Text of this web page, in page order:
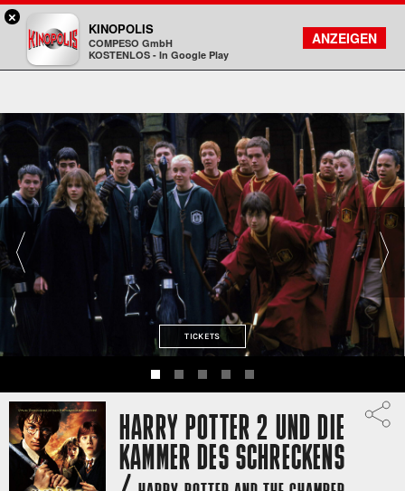
Kinopolis
FILMSUCHE
KONTO
TICKETS
HARRY POTTER 2 UND DIE
KAMMER DES SCHRECKENS
×
KINOPOLIS
COMPESO GmbH
KOSTENLOS - In Google Play
ANZEIGEN